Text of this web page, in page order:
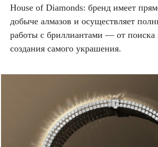
House of Diamonds: бренд имеет
добыче алмазов и осуществляет
работы с бриллиантами — от поиска
создания самого украшения.